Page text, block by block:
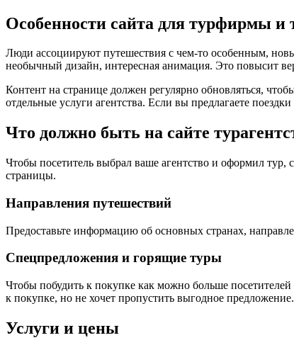
Особенности сайта для турфирмы
Люди ассоциируют путешествия с чем-то особенным,
необычный дизайн, интересная анимация. Это повысит
Контент на странице должен регулярно обновляться,
отдельные услуги агентства. Если вы предлагаете
Что должно быть на сайте
Чтобы посетитель выбрал ваше агентство и оформил
страницы.
Направления путешествий
Предоставьте информацию об основных странах,
Спецпредложения и горящие туры
Чтобы побудить к покупке как можно больше
к покупке, но не хочет пропустить выгодное предложение.
Услуги и цены